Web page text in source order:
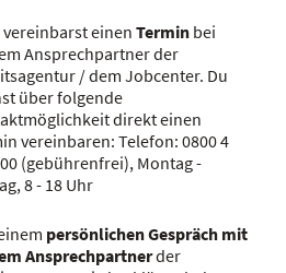
vereinbarst einenTermin bei
Ansprechpartner der
/ dem Jobcenter. Du
über folgende
direkt einen
vereinbaren: Telefon: 0800 4
(gebührenfrei), Montag -
8 - 18 Uhr
persönlichen Gespräch mit
Ansprechpartnerder